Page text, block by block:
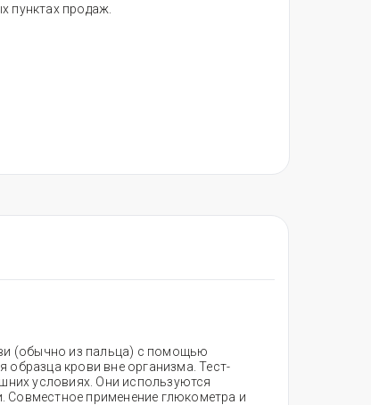
пунктах продаж.
(обычно из пальца) с помощью
образца крови вне организма. Тест-
условиях. Они используются
Совместное применение глюкометра и